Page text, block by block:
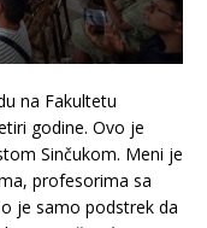
na Fakultetu
godine. Ovo je
Sinčukom. Meni je
profesorima sa
je samo podstrek da